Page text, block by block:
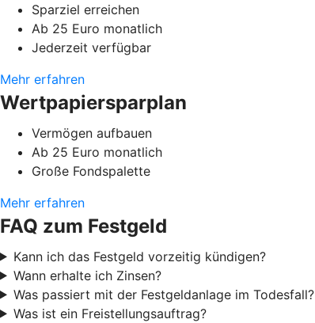
Sparziel erreichen
Ab 25 Euro monatlich
Jederzeit verfügbar
Mehr erfahren
Wertpapiersparplan
Vermögen aufbauen
Ab 25 Euro monatlich
Große Fondspalette
Mehr erfahren
FAQ zum Festgeld
Kann ich das Festgeld vorzeitig kündigen?
Wann erhalte ich Zinsen?
Was passiert mit der Festgeldanlage im Todesfall?
Was ist ein Freistellungsauftrag?